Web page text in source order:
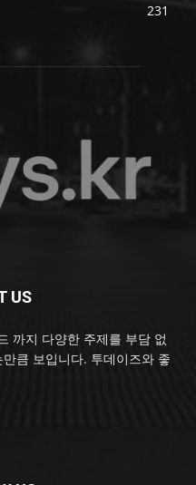
231
US
까지 다양한 주제를 부담 없
큼 보입니다. 투데이즈와 좋